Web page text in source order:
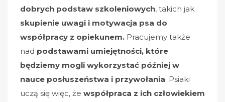
dobrych podstaw szkoleniowych, takich jak
skupienie uwagi i motywacja psa do
współpracy z opiekunem. Pracujemy także
nad podstawami umiejętności, które
będziemy mogli wykorzystać później w
nauce posłuszeństwa i przywołania. Psiaki
uczą się więc, że współpraca z ich człowiekiem